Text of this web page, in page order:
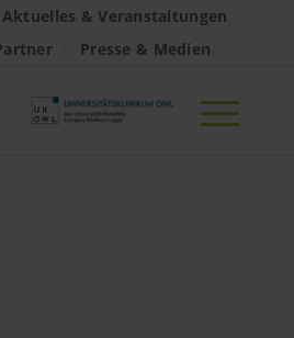
Aktuelles & Veranstaltungen
Presse & Medien